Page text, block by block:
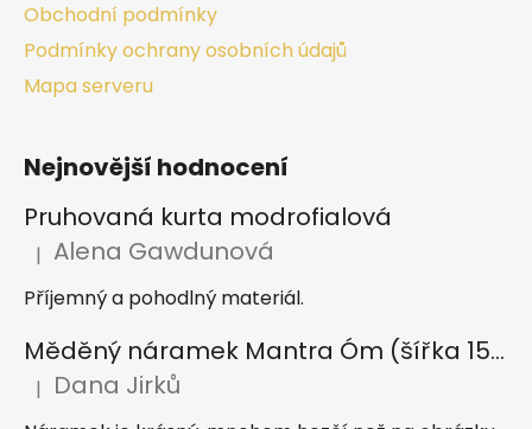
Obchodní podmínky
Podmínky ochrany osobních údajů
Mapa serveru
Nejnovější hodnocení
Pruhovaná kurta modrofialová
Hodnocení produktu je 5 z 5 hvězdiček.
| Alena Gawdunová
Příjemný a pohodlný materiál.
Měděný náramek Mantra Óm (šířka 15 mm)
Hodnocení produktu je 5 z 5 hvězdiček.
| Dana Jirků